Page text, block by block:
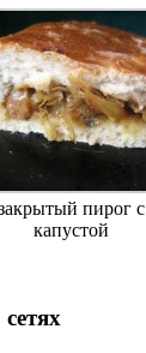
пирог с
капустой